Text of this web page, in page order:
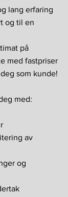
lang erfaring
og til en
på
med fastpriser
som kunde!
med:
av
og